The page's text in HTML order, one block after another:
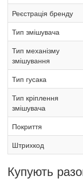
Реєстрація бренду
Тип змішувача
Тип механізму
змішування
Тип гусака
Тип кріплення
змішувача
Покриття
Штрихкод
Купують